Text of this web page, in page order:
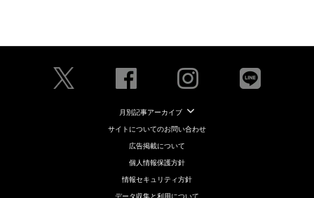
月別記事アーカイブ
サイトについてのお問い合わせ
広告掲載について
個人情報保護方針
情報セキュリティ方針
データ収集と利用について